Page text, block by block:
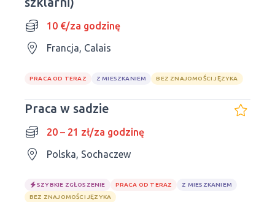
10 €/za godzinę
Francja, Calais
PRACA OD TERAZ Z MIESZKANIEM BEZ ZNAJOMOŚCI JĘZYKA
Praca w sadzie
20 – 21 zł/za godzinę
Polska, Sochaczew
SZYBKIE ZGŁOSZENIE PRACA OD TERAZ
Z MIESZKANIEM
BEZ ZNAJOMOŚCI JĘZYKA